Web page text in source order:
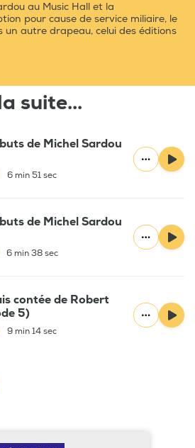
au Music Hall et la
pour cause de service miliaire, le
un autre drapeau, celui des éditions
suite...
de Michel Sardou
6 min 51 sec
de Michel Sardou
6 min 38 sec
contée de Robert
5)
9 min 14 sec